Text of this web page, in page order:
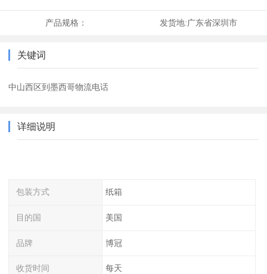
产品规格： 发货地:广东省深圳市
关键词
中山西区到墨西哥物流电话
详细说明
包装方式 纸箱
目的国 美国
品牌 博冠
收货时间 每天